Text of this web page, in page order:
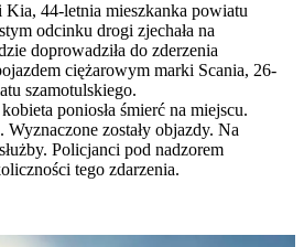
44-letnia mieszkanka powiatu
odcinku drogi zjechała na
doprowadziła do zderzenia
ciężarowym marki Scania, 26-
szamotulskiego.
poniosła śmierć na miejscu.
zostały objazdy. Na
Policjanci pod nadzorem
tego zdarzenia.